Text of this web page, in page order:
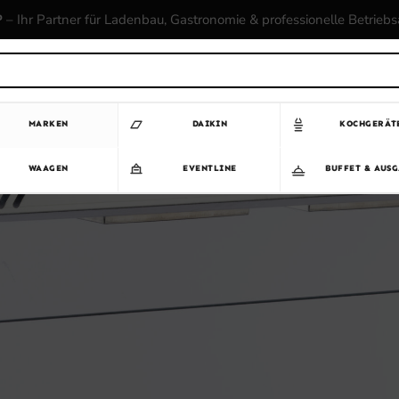
– Ihr Partner für Ladenbau, Gastronomie & professionelle
MARKEN DAIKIN
WAAGEN EVENTLINE BUFFET &